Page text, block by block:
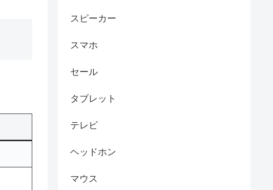
スピーカー
スマホ
セール
タブレット
テレビ
ヘッドホン
マウス